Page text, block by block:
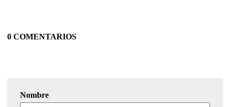
0 COMENTARIOS
Nombre